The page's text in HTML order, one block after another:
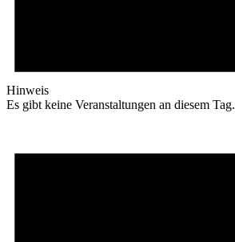
Hinweis
Es gibt keine Veranstaltungen an diesem Tag.